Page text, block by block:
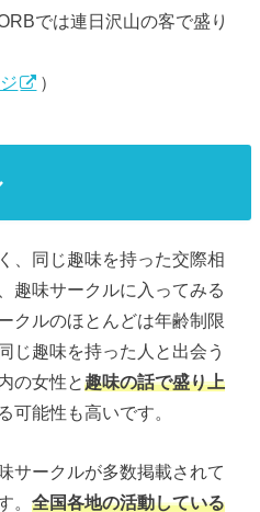
では連日沢山の客で盛り
）
、同じ趣味を持った交際相
趣味サークルに入ってみる
クルのほとんどは年齢制限
じ趣味を持った人と出会う
の女性と趣味の話で盛り上
可能性も高いです。
サークルが多数掲載されて
。全国各地の活動している